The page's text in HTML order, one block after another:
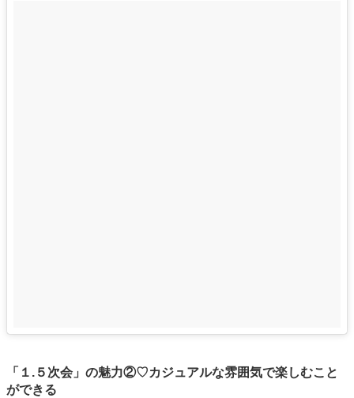
「１.５次会」の魅力②♡カジュアルな雰囲気で楽しむこと
ができる